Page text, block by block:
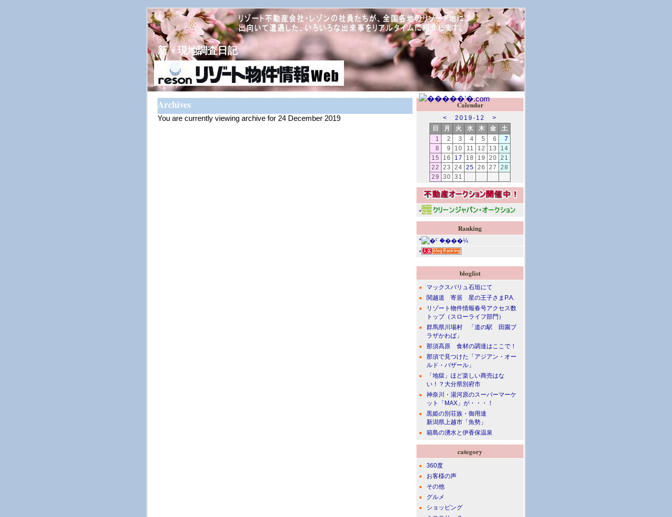
新・現地調査日記
Archives
You are currently viewing archive for 24 December 2019
Calendar
< 2019-12
>
日
月 火 水 木 金
土
1
2 3 4 5 6
7
8
9 10 11 12 13
14
15
16 17 18 19 20 21
22
23 24 25 26 27
28
29
30 31
*
Ranking
*
*
bloglist
マックスバリュ石垣にて
関越道 寄居 星の王子さまP.A.
リゾート物件情報春号アクセス数
トップ（スローライフ部門）
群馬県川場村 「道の駅 田園プ
ラザかわば」
那須高原 食材の調達はここで！
那須で見つけた「アジアン・オー
ルド・バザール」
「地獄」ほど楽しい商売はな
い！？大分県別府市
神奈川・湯河原のスーパーマーケ
ット「MAX」が・・・！
黒姫の別荘族・御用達
新潟県上越市「魚勢」
箱島の湧水と伊香保温泉
category
360度
お客様の声
その他
グルメ
ショッピング